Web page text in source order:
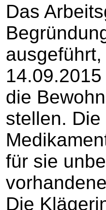
Das
die
stellen.
für sie
Die